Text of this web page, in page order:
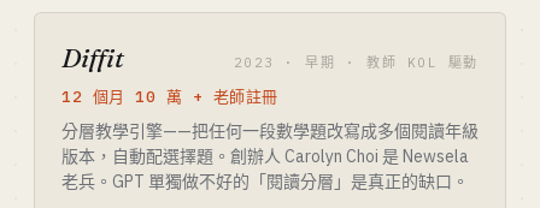
Diffit 2023 · 早期 · 教師 KOL 驅動
12 個月 10 萬 + 老師註冊
分層教學引擎——把任何一段數學題改寫成多個閱讀年級
版本，自動配選擇題。創辦人 Carolyn Choi 是 Newsela
老兵。GPT 單獨做不好的「閱讀分層」是真正的缺口。